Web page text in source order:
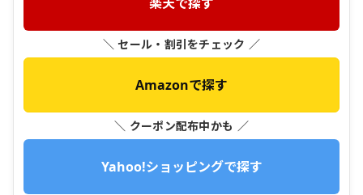
＼ セール・割引をチェック ／
Amazonで探す
＼ クーポン配布中かも ／
Yahoo!ショッピングで探す